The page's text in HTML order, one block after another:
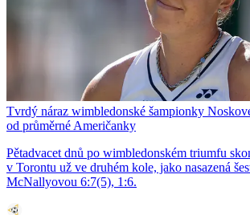
Tvrdý náraz wimbledonské šampionky
od průměrné Američanky
Pětadvacet dnů po wimbledonském triumfu
v Torontu už ve druhém kole, jako nasazená
McNallyovou 6:7(5), 1:6.